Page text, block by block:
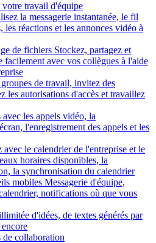
travail d'équipe
la messagerie instantanée, le fil
les réactions et les annonces vidéo à
de fichiers Stockez, partagez et
facilement avec vos collègues à l'aide
de travail, invitez des
les autorisations d'accès et travaillez
avec les appels vidéo, la
l'enregistrement des appels et les
avec le calendrier de l'entreprise et le
horaires disponibles, la
la synchronisation du calendrier
mobiles Messagerie d'équipe,
notifications où que vous
d'idées, de textes générés par
collaboration